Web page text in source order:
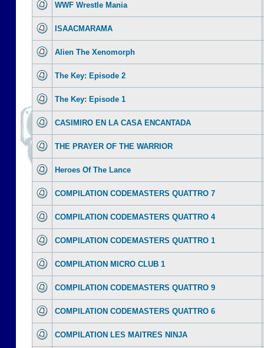
WWF Wrestle Mania
ISAACMARAMA
Alien The Xenomorph
The Key: Episode 2
The Key: Episode 1
CASIMIRO EN LA CASA ENCANTADA
THE PRAYER OF THE WARRIOR
Heroes Of The Lance
COMPILATION CODEMASTERS QUATTRO 7
COMPILATION CODEMASTERS QUATTRO 4
COMPILATION CODEMASTERS QUATTRO 1
COMPILATION MICRO CLUB 1
COMPILATION CODEMASTERS QUATTRO 9
COMPILATION CODEMASTERS QUATTRO 6
COMPILATION LES MAITRES NINJA